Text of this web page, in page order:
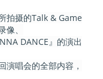
拍摄的Talk & Game
、
DANCE』的演出
演唱会的全部内容，